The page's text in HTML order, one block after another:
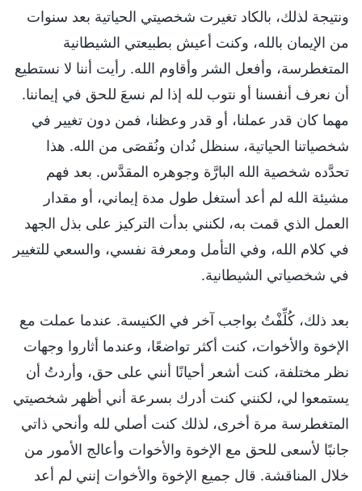
ونتيجة لذلك، بالكاد تغيرت شخصيتي الحياتية بعد سنوات
من الإيمان بالله، وكنت أعيش بطبيعتي الشيطانية
المتغطرسة، وأفعل الشر وأقاوم الله. رأيت أننا لا نستطيع
أن نعرف أنفسنا أو نتوب لله إذا لم نسعَ للحق في إيماننا.
مهما كان قدر عملنا، أو قدر وعظنا، فمن دون تغيير في
شخصياتنا الحياتية، سنظل نُدان ونُقصَى من الله. هذا
تحدَّده شخصية الله البارَّة وجوهره المقدَّس. بعد فهم
مشيئة الله لم أعد أستغل طول مدة إيماني، أو مقدار
العمل الذي قمت به، لكنني بدأت التركيز على بذل الجهد
في كلام الله، وفي التأمل ومعرفة نفسي، والسعي للتغيير
في شخصياتي الشيطانية.
بعد ذلك، كُلِّفْتُ بواجب آخر في الكنيسة. عندما عملت مع
الإخوة والأخوات، كنت أكثر تواضعًا، وعندما أثاروا وجهات
نظر مختلفة، كنت أشعر أحيانًا أنني على حق، وأردتُ أن
يستمعوا لي، لكنني كنت أدرك بسرعة أني أظهر شخصيتي
المتغطرسة مرة أخرى، لذلك كنت أصلي لله وأنحي ذاتي
جانبًا لأسعى للحق مع الإخوة والأخوات وأعالج الأمور من
خلال المناقشة. قال جميع الإخوة والأخوات إنني لم أعد